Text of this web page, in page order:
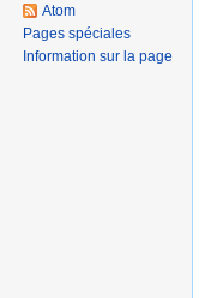
Atom
Pages spéciales
Information sur la page